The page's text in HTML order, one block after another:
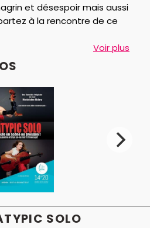
et désespoir mais aussi
à la rencontre de ce
et vraie entraîne les
sur la fragilité de la vie
et qui vous
artiste pluridisciplinaire,
dans la vie, elle signe ici
un spectacle théâtral et
et de musique mêlant
Voir plus
SOLO